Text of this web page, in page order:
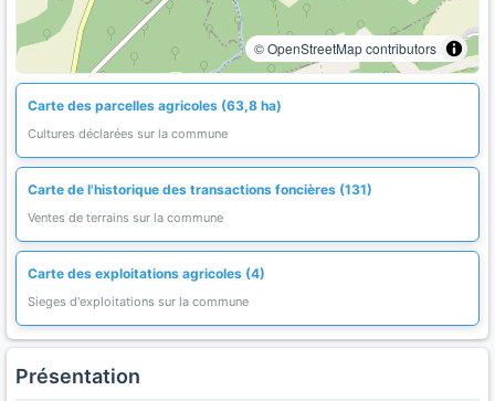
© OpenStreetMap contributors
Carte des parcelles agricoles (63,8 ha)
Cultures déclarées sur la commune
Carte de l'historique des transactions foncières (131)
Ventes de terrains sur la commune
Carte des exploitations agricoles (4)
Sieges d'exploitations sur la commune
Présentation